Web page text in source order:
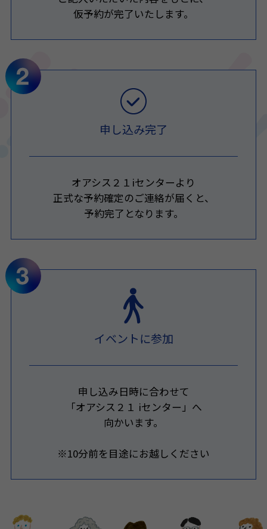
仮予約が完了いたします。
申し込み完了
オアシス２１iセンターより
正式な予約確定のご連絡が届くと、
予約完了となります。
イベントに参加
申し込み日時に合わせて
「オアシス２１ iセンター」へ
向かいます。
※10分前を目途にお越しください